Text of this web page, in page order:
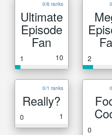
0/6 ranks
Ultimate
Episode
Fan
1 10 2
0/1 ranks
Really?
0 1
0